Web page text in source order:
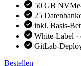
50 GB
25
inkl. Basis-
White-Label ·
GitLab-
Bestellen